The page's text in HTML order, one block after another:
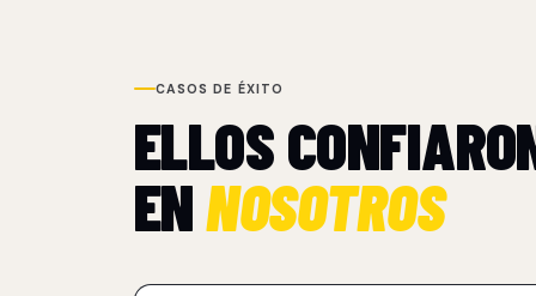
CASOS DE ÉXITO
ELLOS
ENNOSOTROS